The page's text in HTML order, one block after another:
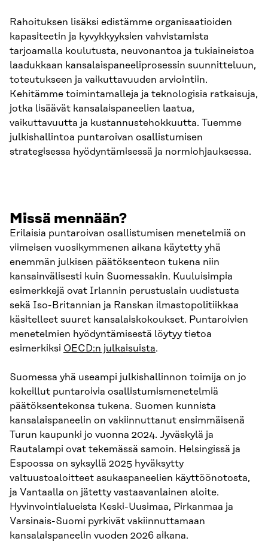
Rahoituksen lisäksi edistämme organisaatioiden
kapasiteetin ja kyvykkyyksien vahvistamista
tarjoamalla koulutusta, neuvonantoa ja tukiaineistoa
laadukkaan kansalaispaneeliprosessin suunnitteluun,
toteutukseen ja vaikuttavuuden arviointiin.
Kehitämme toimintamalleja ja teknologisia ratkaisuja,
jotka lisäävät kansalaispaneelien laatua,
vaikuttavuutta ja kustannustehokkuutta. Tuemme
julkishallintoa puntaroivan osallistumisen
strategisessa hyödyntämisessä ja normiohjauksessa.
Missä mennään?
Erilaisia puntaroivan osallistumisen menetelmiä on
viimeisen vuosikymmenen aikana käytetty yhä
enemmän julkisen päätöksenteon tukena niin
kansainvälisesti kuin Suomessakin. Kuuluisimpia
esimerkkejä ovat Irlannin perustuslain uudistusta
sekä Iso-Britannian ja Ranskan ilmastopolitiikkaa
käsitelleet suuret kansalaiskokoukset. Puntaroivien
menetelmien hyödyntämisestä löytyy tietoa
esimerkiksi OECD:n julkaisuista.
Suomessa yhä useampi julkishallinnon toimija on jo
kokeillut puntaroivia osallistumismenetelmiä
päätöksentekonsa tukena. Suomen kunnista
kansalaispaneelin on vakiinnuttanut ensimmäisenä
Turun kaupunki jo vuonna 2024. Jyväskylä ja
Rautalampi ovat tekemässä samoin. Helsingissä ja
Espoossa on syksyllä 2025 hyväksytty
valtuustoaloitteet asukaspaneelien käyttöönotosta,
ja Vantaalla on jätetty vastaavanlainen aloite.
Hyvinvointialueista Keski-Uusimaa, Pirkanmaa ja
Varsinais-Suomi pyrkivät vakiinnuttamaan
kansalaispaneelin vuoden 2026 aikana.